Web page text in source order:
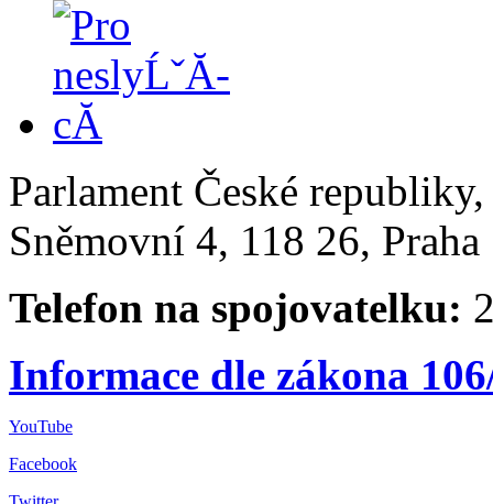
Parlament České
Sněmovní 4, 118 26,
Telefon na spojovatelku:
Informace dle zákona
YouTube
Facebook